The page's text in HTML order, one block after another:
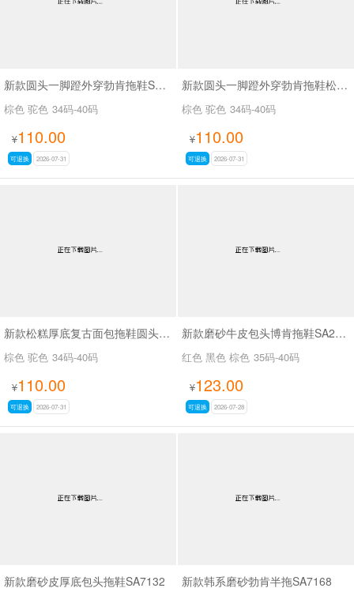
新款圆头一脚蹬外穿勃肯拖鞋SA9108
棕色 驼色 34码-40码
¥110.00
可退换 2026-07-31
新款圆头一脚蹬外穿勃肯拖鞋松糕厚底复古面包拖鞋SA9103
棕色 驼色 34码-40码
¥110.00
可退换 2026-07-31
新款松糕厚底复古面包拖鞋圆头一脚蹬外穿勃肯拖鞋SA9113
棕色 驼色 34码-40码
¥110.00
可退换 2026-07-31
新款磨砂牛皮包头博肯拖鞋SA26018
红色 黑色 棕色 35码-40码
¥123.00
可退换 2026-07-28
新款磨砂皮厚底包头拖鞋SA7132 新款韩系磨砂勃肯半拖SA7168